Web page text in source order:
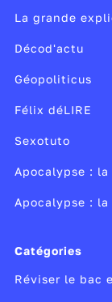
La grande
Décod'actu
Géopoliticus
Félix déLIRE
Sexotuto
Apocalypse : la
Apocalypse : la
Catégories
Réviser le bac